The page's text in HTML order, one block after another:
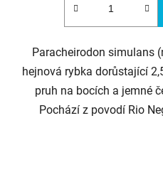
Paracheirodon simulans
hejnová rybka dorůstající
pruh na bocích a jemné
Pochází z povodí Rio